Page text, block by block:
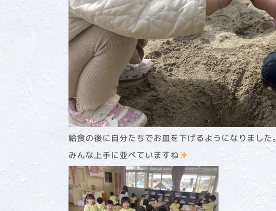
給食の後に自分たちでお皿を下げるようになりました。
みんな上手に並べていますね